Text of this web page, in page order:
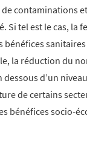
contaminations
Si tel est le cas, la
bénéfices
la réduction du
d’un
de certains
bénéfices socio-